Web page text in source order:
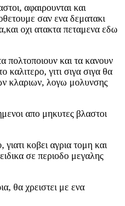
αφαιρουνται και
σαν ενα δεματακι
οχι ατακτα πεταμενα εδω
πολτοποιουν και τα κανουν
καλιτερο, γιτι σιγα σιγα θα
κλαριων, λογω μολυνσης
απο μηκυτες βλαστοι
κοβει αγρια τομη και
σε περιοδο μεγαλης
θα χρειστει με ενα